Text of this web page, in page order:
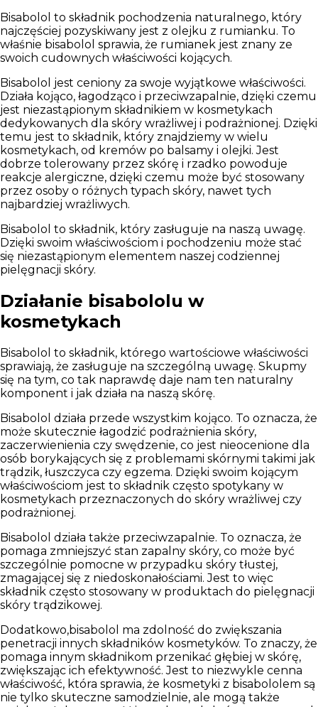
Bisabolol to składnik pochodzenia naturalnego, który
najczęściej pozyskiwany jest z olejku z rumianku. To
właśnie bisabolol sprawia, że rumianek jest znany ze
swoich cudownych właściwości kojących.
Bisabolol jest ceniony za swoje wyjątkowe właściwości.
Działa kojąco, łagodząco i przeciwzapalnie, dzięki czemu
jest niezastąpionym składnikiem w kosmetykach
dedykowanych dla skóry wrażliwej i podrażnionej. Dzięki
temu jest to składnik, który znajdziemy w wielu
kosmetykach, od kremów po balsamy i olejki. Jest
dobrze tolerowany przez skórę i rzadko powoduje
reakcje alergiczne, dzięki czemu może być stosowany
przez osoby o różnych typach skóry, nawet tych
najbardziej wrażliwych.
Bisabolol to składnik, który zasługuje na naszą uwagę.
Dzięki swoim właściwościom i pochodzeniu może stać
się niezastąpionym elementem naszej codziennej
pielęgnacji skóry.
Działanie bisabololu w
kosmetykach
Bisabolol to składnik, którego wartościowe właściwości
sprawiają, że zasługuje na szczególną uwagę. Skupmy
się na tym, co tak naprawdę daje nam ten naturalny
komponent i jak działa na naszą skórę.
Bisabolol działa przede wszystkim kojąco. To oznacza, że
może skutecznie łagodzić podrażnienia skóry,
zaczerwienienia czy swędzenie, co jest nieocenione dla
osób borykających się z problemami skórnymi takimi jak
trądzik, łuszczyca czy egzema. Dzięki swoim kojącym
właściwościom jest to składnik często spotykany w
kosmetykach przeznaczonych do skóry wrażliwej czy
podrażnionej.
Bisabolol działa także przeciwzapalnie. To oznacza, że
pomaga zmniejszyć stan zapalny skóry, co może być
szczególnie pomocne w przypadku skóry tłustej,
zmagającej się z niedoskonałościami. Jest to więc
składnik często stosowany w produktach do pielęgnacji
skóry trądzikowej.
Dodatkowo,bisabolol ma zdolność do zwiększania
penetracji innych składników kosmetyków. To znaczy, że
pomaga innym składnikom przenikać głębiej w skórę,
zwiększając ich efektywność. Jest to niezwykle cenna
właściwość, która sprawia, że kosmetyki z bisabololem są
nie tylko skuteczne samodzielnie, ale mogą także